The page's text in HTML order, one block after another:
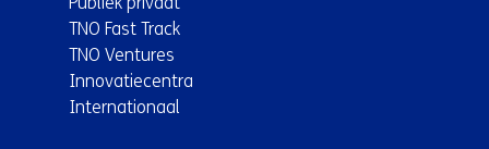
TNO Fast Track
TNO Ventures
Innovatiecentra
Internationaal